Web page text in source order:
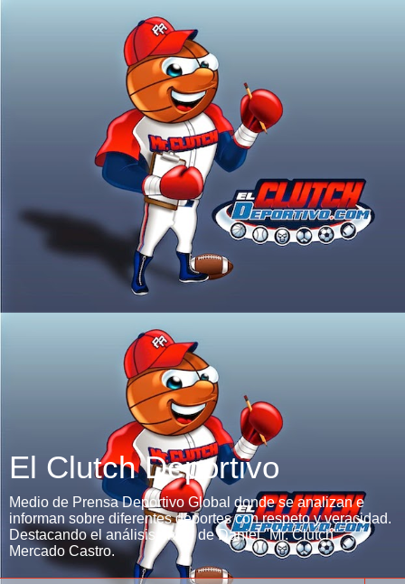
El Clutch Deportivo
Medio de Prensa Deportivo Global donde se analizan e
informan sobre diferentes deportes con respeto y veracidad.
Destacando el análisis único de Daniel "Mr. Clutch"
Mercado Castro.